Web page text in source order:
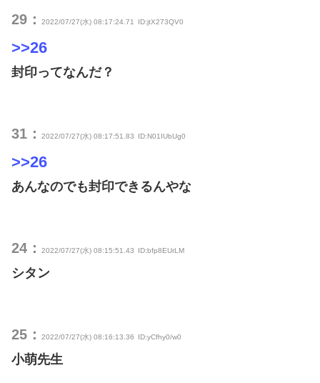
29： 2022/07/27(水) 08:17:24.71 ID:jtX273QV0
>>26
封印ってなんだ？
31： 2022/07/27(水) 08:17:51.83 ID:N01IUbUg0
>>26
あんなのでも封印できるんやな
24： 2022/07/27(水) 08:15:51.43 ID:bfp8EUrLM
シタン
25： 2022/07/27(水) 08:16:13.36 ID:yCfhy0/w0
小萌先生